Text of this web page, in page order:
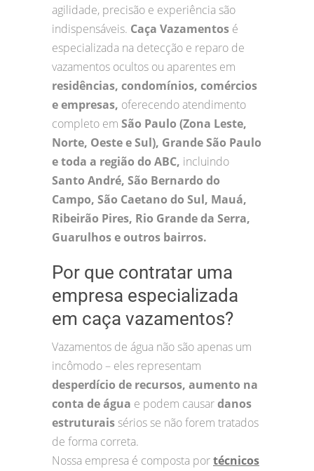
agilidade, precisão e experiência são
indispensáveis. Caça Vazamentos é
especializada na detecção e reparo de
vazamentos ocultos ou aparentes em
residências, condomínios, comércios
e empresas, oferecendo atendimento
completo em São Paulo (Zona Leste,
Norte, Oeste e Sul), Grande São Paulo
e toda a região do ABC, incluindo
Santo André, São Bernardo do
Campo, São Caetano do Sul, Mauá,
Ribeirão Pires, Rio Grande da Serra,
Guarulhos e outros bairros.
Por que contratar uma
empresa especializada
em caça vazamentos?
Vazamentos de água não são apenas um
incômodo – eles representam
desperdício de recursos, aumento na
conta de água e podem causardanos
estruturais sérios se não forem tratados
de forma correta.
Nossa empresa é composta portécnicos